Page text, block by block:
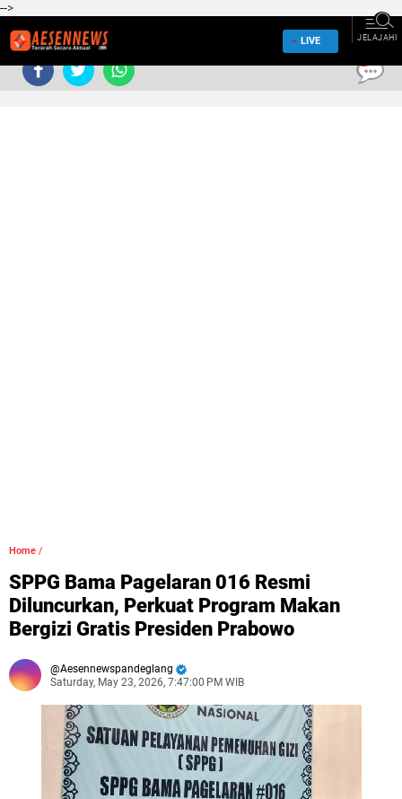
-->
LIVE JELAJAHI
Home /
SPPG Bama Pagelaran 016 Resmi
Diluncurkan, Perkuat Program Makan
Bergizi Gratis Presiden Prabowo
Aesennewspandeglang
Saturday, May 23, 2026, 7:47:00 PM WIB